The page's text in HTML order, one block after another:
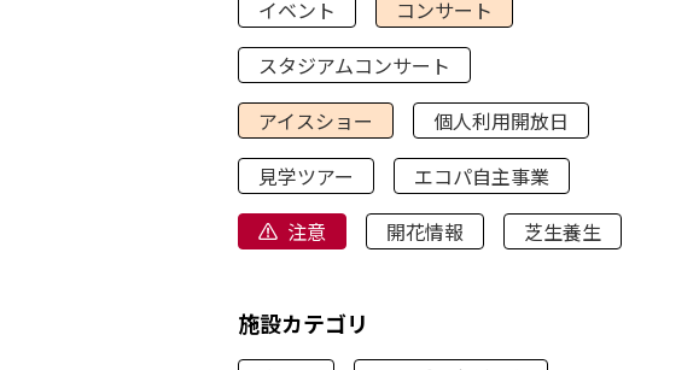
イベント
コンサート
スタジアムコンサート
アイスショー
個人利用開放日
見学ツアー
エコパ自主事業
注意
開花情報 芝生養生
施設カテゴリ